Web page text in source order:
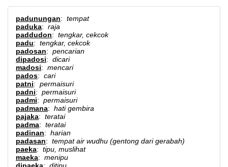
padunungan: tempat
paduka: raja
paddudon: tengkar, cekcok
padu: tengkar, cekcok
padosan: pencarian
dipadosi: dicari
madosi: mencari
pados: cari
patni: permaisuri
padni: permaisuri
padmi: permaisuri
padmana: hati gembira
pajaka: teratai
padma: teratai
padinan: harian
padasan: tempat air wudhu (gentong dari gerabah)
paeka: tipu, muslihat
maeka: menipu